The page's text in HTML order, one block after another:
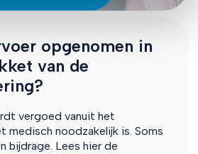
opgenomen in
van de
vergoed vanuit het
medisch noodzakelijk is. Soms
bijdrage. Lees hier de